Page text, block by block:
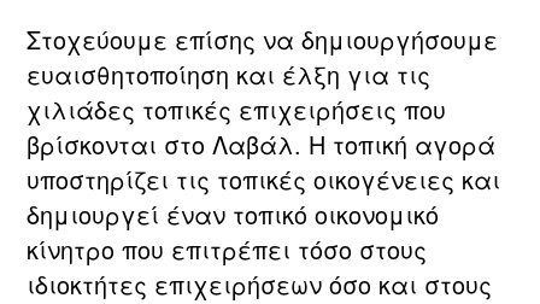
Στοχεύουμε επίσης να δημιουργήσουμε
ευαισθητοποίηση και έλξη για τις
χιλιάδες τοπικές επιχειρήσεις που
βρίσκονται στο Λαβάλ. Η τοπική αγορά
υποστηρίζει τις τοπικές οικογένειες και
δημιουργεί έναν τοπικό οικονομικό
κίνητρο που επιτρέπει τόσο στους
ιδιοκτήτες επιχειρήσεων όσο και στους